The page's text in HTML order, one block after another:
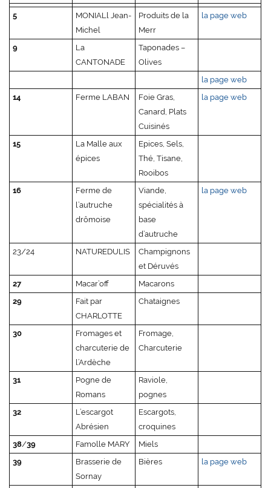
5
MONIALl Jean-
Michel
Produits de la
Merr
la page web
9
La
CANTONADE
Taponades –
Olives
la page web
14
Ferme LABAN
Foie Gras,
Canard, Plats
Cuisinés
la page web
15
La Malle aux
épices
Epices, Sels,
Thé, Tisane,
Rooibos
16
Ferme de
l’autruche
drômoise
Viande,
spécialités à
base
d’autruche
la page web
23/24 NATUREDULIS
Champignons
et Déruvés
27
Macar’off
Macarons
29
Fait par
CHARLOTTE
Chataignes
30
Fromages et
charcuterie de
l’Ardèche
Fromage,
Charcuterie
31
Pogne de
Romans
Raviole,
pognes
32
L’escargot
Abrésien
Escargots,
croquines
38/39 Famolle MARY
Miels
39
Brasserie de
Sornay
Bières la page web